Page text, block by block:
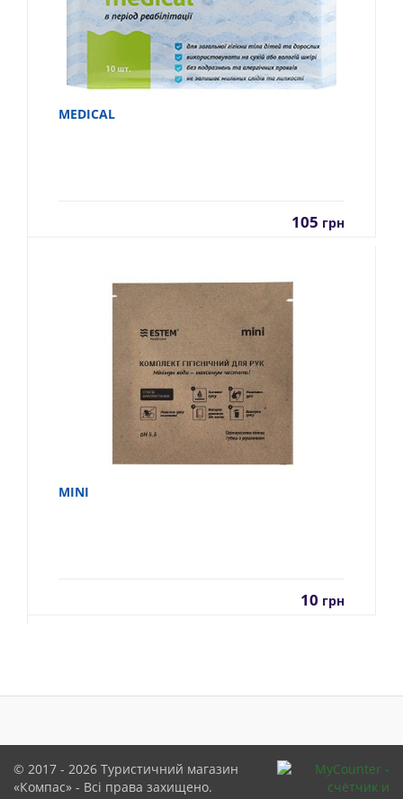
MEDICAL
105 грн
MINI
10 грн
© 2017 - 2026 Туристичний магазин
«Компас» - Всі права захищено.